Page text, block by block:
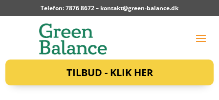
Telefon: 7876 8672 – kontakt@green-balance.dk
TILBUD - KLIK HER